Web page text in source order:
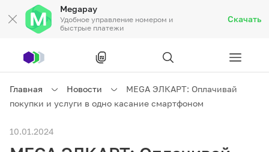
Megapay
Удобное управление номером и
быстрые платежи
Скачать
Главная Новости
MEGA ЭЛКАРТ: Оплачивай
покупки и услуги в одно касание смартфоном
10.01.2024